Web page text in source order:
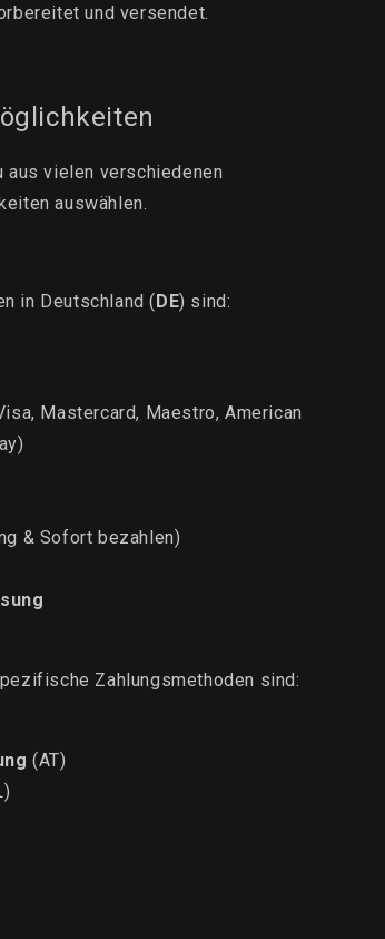
und versendet.
aus vielen verschiedenen
auswählen.
in Deutschland (DE) sind:
Mastercard, Maestro, American
& Sofort bezahlen)
Zahlungsmethoden sind:
(AT)